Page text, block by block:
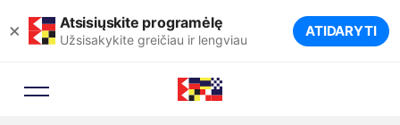
× Atsisiųskite programėlę
Užsisakykite greičiau ir lengviau ATIDARYTI